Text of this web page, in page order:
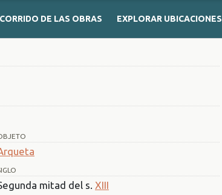
DE LAS OBRAS EXPLORAR UBICACIONES
mitad del s. XIII